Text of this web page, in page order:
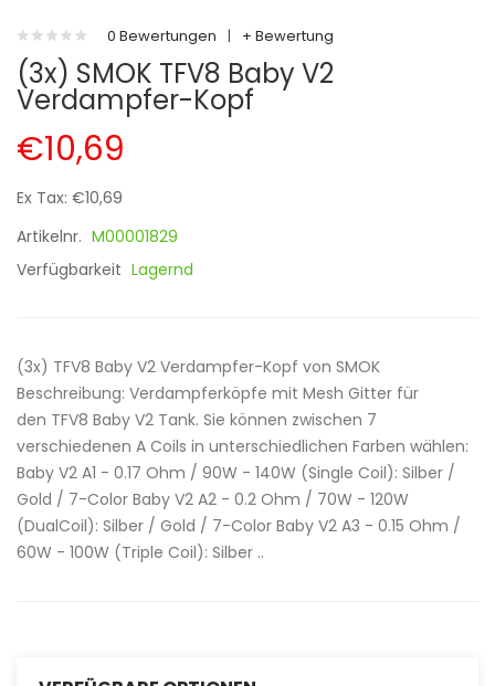
0 Bewertungen | + Bewertung
(3x) SMOK TFV8 Baby V2
Verdampfer-Kopf
€10,69
Ex Tax: €10,69
Artikelnr. M00001829
Verfügbarkeit Lagernd
(3x) TFV8 Baby V2 Verdampfer-Kopf von SMOK
Beschreibung: Verdampferköpfe mit Mesh Gitter für
den TFV8 Baby V2 Tank. Sie können zwischen 7
verschiedenen A Coils in unterschiedlichen Farben wählen:
Baby V2 A1 - 0.17 Ohm / 90W - 140W (Single Coil): Silber /
Gold / 7-Color Baby V2 A2 - 0.2 Ohm / 70W - 120W
(DualCoil): Silber / Gold / 7-Color Baby V2 A3 - 0.15 Ohm /
60W - 100W (Triple Coil): Silber ..